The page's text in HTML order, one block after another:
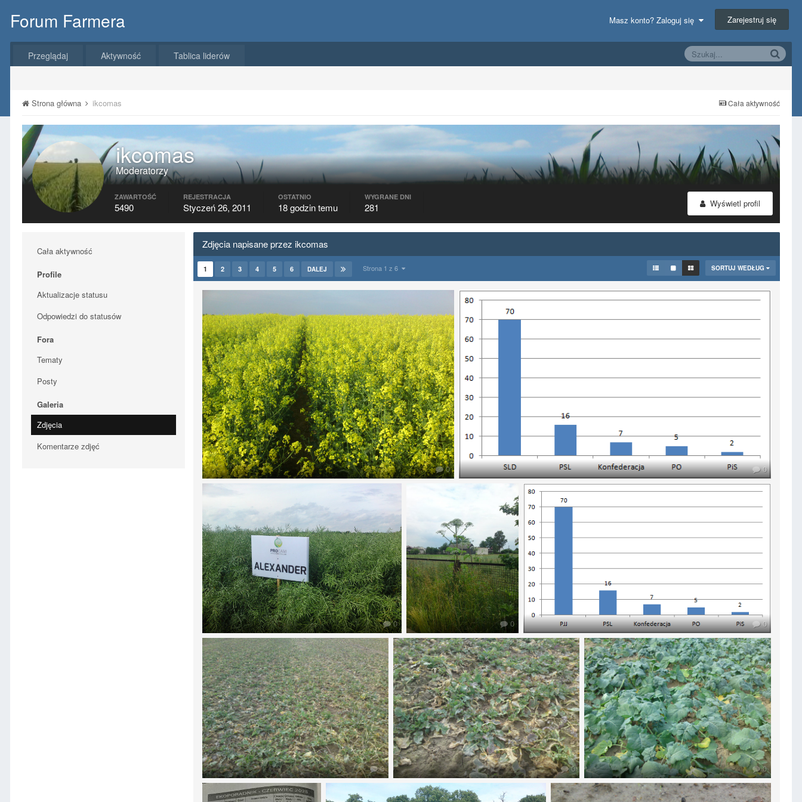
Forum Farmera Masz konto? Zaloguj się Zarejestruj się
Przeglądaj Aktywność Tablica liderów
Cała aktywność
Strona główna ikcomas
ikcomas
Moderatorzy
Wyświetl profil
ZAWARTOŚĆ
5490
REJESTRACJA
Styczeń 26, 2011
OSTATNIO
18 godzin temu
WYGRANE DNI
281
Cała aktywność
Profile
Aktualizacje statusu
Odpowiedzi do statusów
Fora
Tematy
Posty
Galeria
Zdjęcia
Komentarze zdjęć
Zdjęcia napisane przez ikcomas
SORTUJ WEDŁUG
1 2 3 4 5 6 DALEJ Strona 1 z 6
0 0
0 0 0
0 0 0